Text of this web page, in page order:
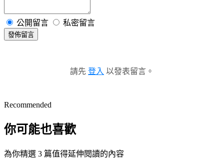
公開留言 私密留言
發佈留言
請先 登入 以發表留言。
Recommended
你可能也喜歡
為你精選 3 篇值得延伸閱讀的內容